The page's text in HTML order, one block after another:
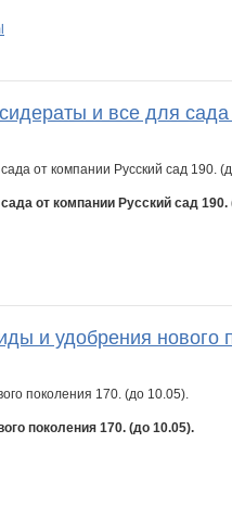
и все для
от компании Русский сад 190.
и удобрения нового
поколения 170. (до 10.05).